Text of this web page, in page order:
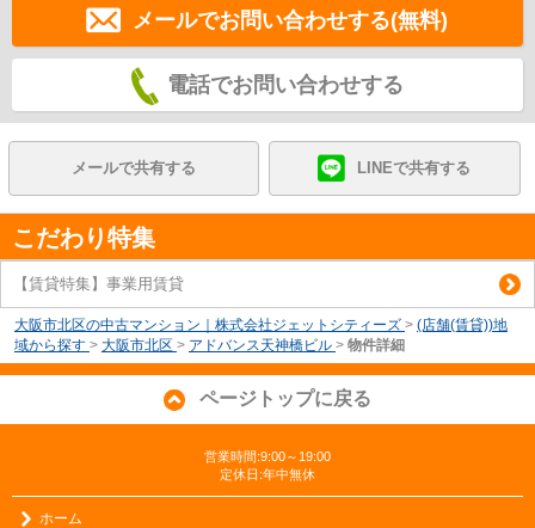
メールでお問い合わせする(無料)
電話でお問い合わせする
メールで共有する LINEで共有する
こだわり特集
【賃貸特集】事業用賃貸
大阪市北区の中古マンション｜株式会社ジェットシティーズ > (店舗(賃貸))地
域から探す > 大阪市北区 > アドバンス天神橋ビル > 物件詳細
ページトップに戻る
営業時間:9:00～19:00
定休日:年中無休
ホーム